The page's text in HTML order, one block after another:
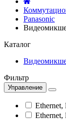
Panasonic
Каталог
Фильтр
Управление
Ethernet,
Ethernet,